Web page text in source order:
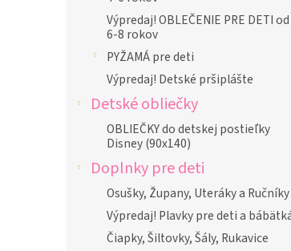
Výpredaj! OBLEČENIE PRE DETI od
6-8 rokov
PYŽAMÁ pre deti
Výpredaj! Detské pršiplášte
Detské obliečky
OBLIEČKY do detskej postieľky
Disney (90x140)
Doplnky pre deti
Osušky, Župany, Uteráky a Ručníky
Výpredaj! Plavky pre deti a
Čiapky, Šiltovky, Šály, Rukavice